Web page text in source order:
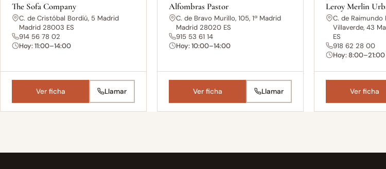
The Sofa Company
C. de Cristóbal Bordiú, 5 Madrid
Madrid 28003 ES
914 56 78 02
Hoy: 11:00–14:00
Ver ficha Llamar
Alfombras Pastor
C. de Bravo Murillo, 105, 1ª Madrid
Madrid 28020 ES
915 53 61 14
Hoy: 10:00–14:00
Ver ficha Llamar
Leroy Merlin
C. de Raimundo
Villaverde, 43
ES
918 62 28 00
Hoy: 8:00–21:00
Ver ficha